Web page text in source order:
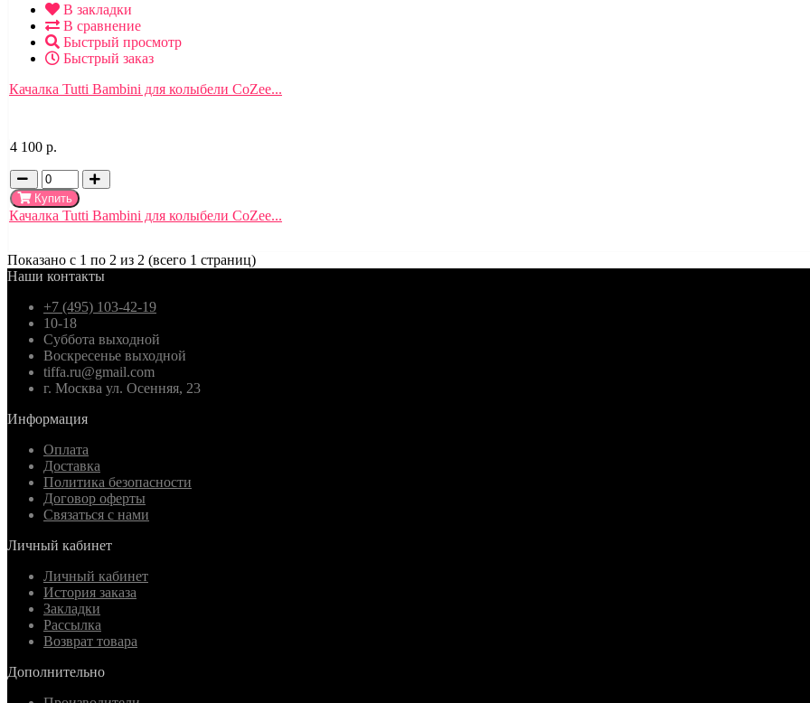
В закладки
В сравнение
Быстрый просмотр
Быстрый заказ
Качалка Tutti Bambini для колыбели CoZee...
4 100 р.
Купить
Качалка Tutti Bambini для колыбели CoZee...
Показано с 1 по 2 из 2 (всего 1 страниц)
Наши контакты
+7 (495) 103-42-19
10-18
Суббота выходной
Воскресенье выходной
tiffa.ru@gmail.com
г. Москва ул. Осенняя, 23
Информация
Оплата
Доставка
Политика безопасности
Договор оферты
Связаться с нами
Личный кабинет
Личный кабинет
История заказа
Закладки
Рассылка
Возврат товара
Дополнительно